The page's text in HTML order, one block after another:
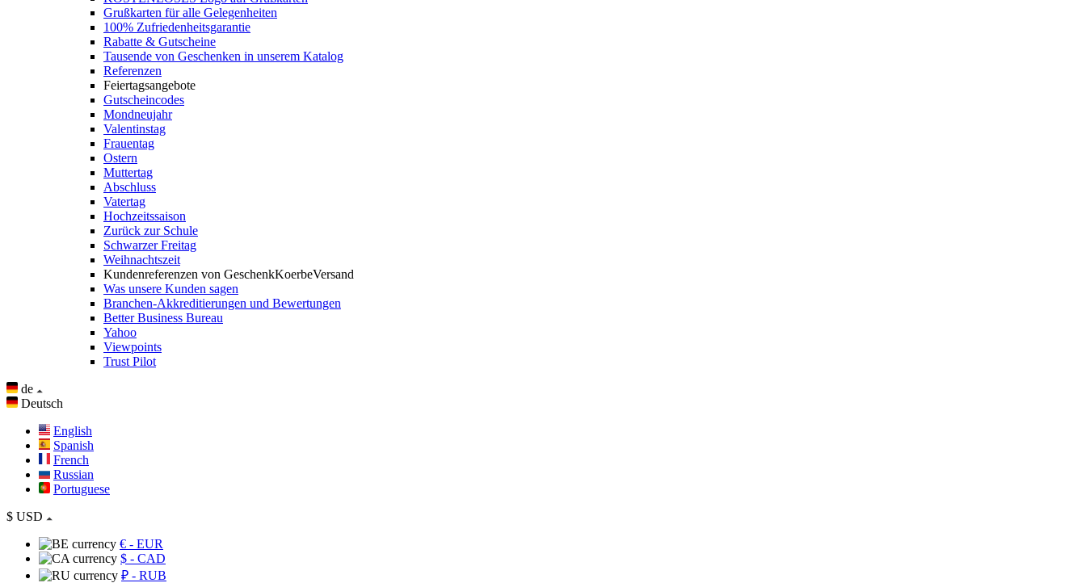
Grußkarten für alle Gelegenheiten
100% Zufriedenheitsgarantie
Rabatte & Gutscheine
Tausende von Geschenken in unserem Katalog
Referenzen
Feiertagsangebote
Gutscheincodes
Mondneujahr
Valentinstag
Frauentag
Ostern
Muttertag
Abschluss
Vatertag
Hochzeitssaison
Zurück zur Schule
Schwarzer Freitag
Weihnachtszeit
Kundenreferenzen von GeschenkKoerbeVersand
Was unsere Kunden sagen
Branchen-Akkreditierungen und Bewertungen
Better Business Bureau
Yahoo
Viewpoints
Trust Pilot
de
Deutsch
English
Spanish
French
Russian
Portuguese
$ USD
€ - EUR
$ - CAD
₽ - RUB